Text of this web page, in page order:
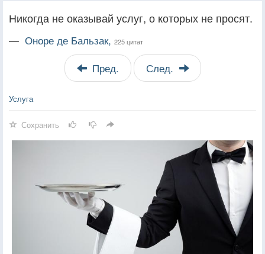
Никогда не оказывай услуг, о которых не просят.
— Оноре де Бальзак, 225 цитат
Пред. След.
Услуга
Сохранить